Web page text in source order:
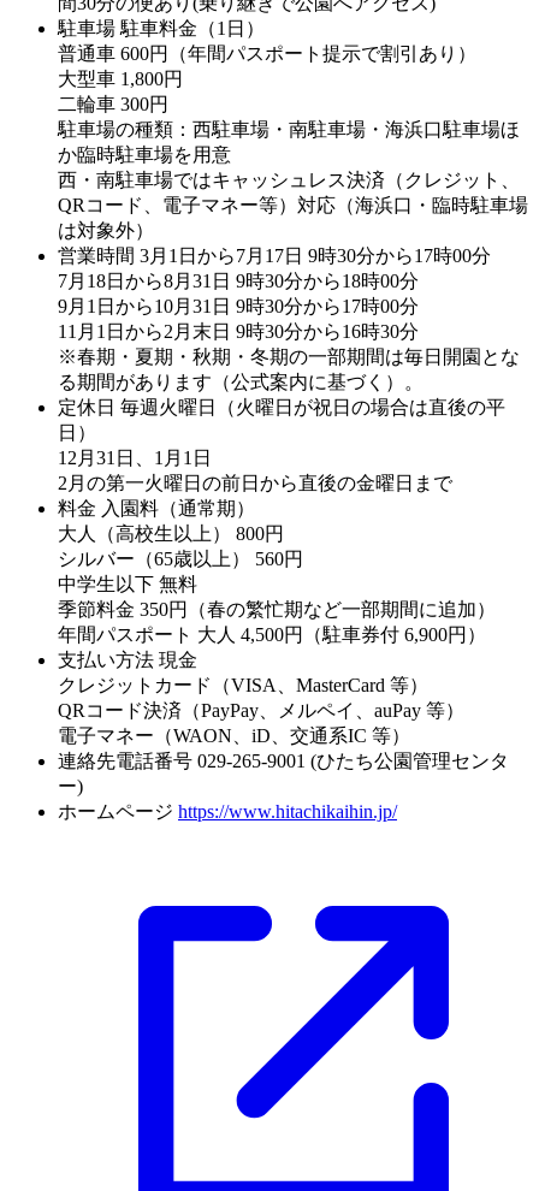
駐車場 駐車料金（1日）
普通車 600円（年間パスポート提示で割引あり）
大型車 1,800円
二輪車 300円
駐車場の種類：西駐車場・南駐車場・海浜口駐車場ほ
か臨時駐車場を用意
西・南駐車場ではキャッシュレス決済（クレジット、
QRコード、電子マネー等）対応（海浜口・臨時駐車場
は対象外）
営業時間 3月1日から7月17日 9時30分から17時00分
7月18日から8月31日 9時30分から18時00分
9月1日から10月31日 9時30分から17時00分
11月1日から2月末日 9時30分から16時30分
※春期・夏期・秋期・冬期の一部期間は毎日開園とな
る期間があります（公式案内に基づく）。
定休日 毎週火曜日（火曜日が祝日の場合は直後の平
日）
12月31日、1月1日
2月の第一火曜日の前日から直後の金曜日まで
料金 入園料（通常期）
大人（高校生以上） 800円
シルバー（65歳以上） 560円
中学生以下 無料
季節料金 350円（春の繁忙期など一部期間に追加）
年間パスポート 大人 4,500円（駐車券付 6,900円）
支払い方法 現金
クレジットカード（VISA、MasterCard 等）
QRコード決済（PayPay、メルペイ、auPay 等）
電子マネー（WAON、iD、交通系IC 等）
連絡先電話番号 029-265-9001 (ひたち公園管理センタ
ー)
ホームページ https://www.hitachikaihin.jp/